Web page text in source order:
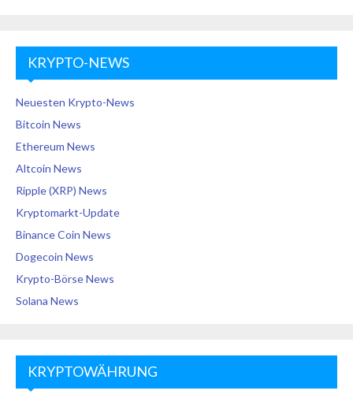
KRYPTO-NEWS
Neuesten Krypto-News
Bitcoin News
Ethereum News
Altcoin News
Ripple (XRP) News
Kryptomarkt-Update
Binance Coin News
Dogecoin News
Krypto-Börse News
Solana News
KRYPTOWÄHRUNG